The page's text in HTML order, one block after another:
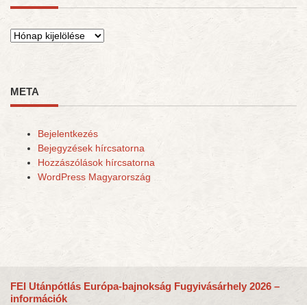
Archívum
META
Bejelentkezés
Bejegyzések hírcsatorna
Hozzászólások hírcsatorna
WordPress Magyarország
FEI Utánpótlás Európa-bajnokság Fugyivásárhely 2026 –
információk